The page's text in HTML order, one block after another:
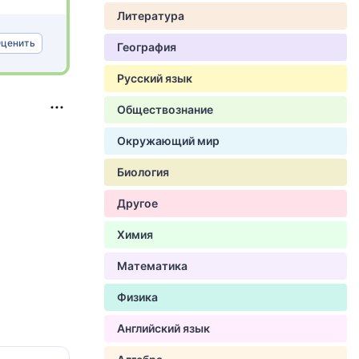
Литература
География
Русский язык
Обществознание
Окружающий мир
Биология
Другое
Химия
Математика
Физика
Английский язык